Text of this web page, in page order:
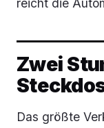
reicht die
Zwei
Das größte